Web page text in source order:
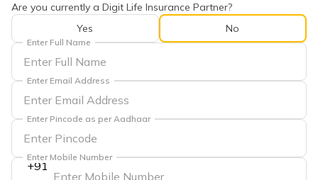
Are you currently a Digit Life Insurance Partner?
Yes
No
Enter Full Name
Enter Email Address
Enter Pincode as per Aadhaar
+91
Enter Mobile Number